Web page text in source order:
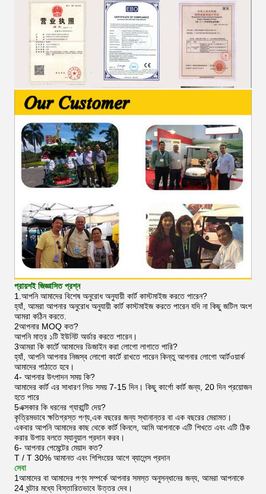
প্রায়শই জিজ্ঞাসিত প্রশ্ন
1.আপনি আমাদের বিশেষ অনুরোধ অনুযায়ী কার্ট কাস্টমাইজ করতে পারেন?
হ্যাঁ, আমরা আপনার অনুরোধ অনুযায়ী কার্ট কাস্টমাইজ করতে পারেন যদি না কিছু জটিল অংশ
আমরা কঠিন করতে.
2আপনার MOQ কত?
আপনি মাত্র ১টি ইউনিট অর্ডার করতে পারেন।
3আমরা কি কার্টে আমাদের ডিজাইন করা লোগো লাগাতে পারি?
হ্যাঁ, আপনি আপনার নিজস্ব লোগো কার্টে রাখতে পারেন কিন্তু আপনার লোগো আর্টওয়ার্ক
আমাদের পাঠাতে হবে।
4- আপনার উৎপাদন সময় কি?
আমাদের কার্ট এর সাধারণ লিড সময় 7-15 দিন। কিছু কার্গো কার্ট জন্য, 20 দিন প্রয়োজন
হতে পারে
5এক্সকার কি ধরনের গ্যারান্টি দেয়?
কৃত্রিমভাবে ক্ষতিগ্রস্ত পণ্য,এক বছরের জন্য স্থানান্তর বা এক বছরের মেরামত।
একবার আপনি আমাদের কাছ থেকে কার্ট কিনলে, আমি আপনাকে এটি শিখতে এবং এটি ঠিক
করার উপায় বলতে ম্যানুয়াল প্রদান করব।
6- আপনার পেমেন্টের মেয়াদ কত?
T / T 30% আমানত এবং শিপিংয়ের আগে ব্যালেন্স প্রদান
সেবা
1আমাদের বা আমাদের পণ্য সম্পর্কে আপনার সমস্ত অনুসন্ধানের জন্য, আমরা আপনাকে
24 ঘন্টার মধ্যে বিস্তারিতভাবে উত্তর দেব।